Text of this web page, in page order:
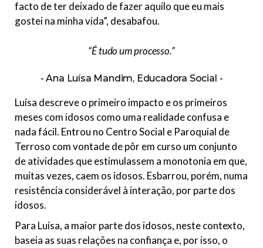
facto de ter deixado de fazer aquilo que eu mais
gostei na minha vida”, desabafou.
“É tudo um processo.”
Ana Luísa Mandim, Educadora Social
Luísa descreve o primeiro impacto e os primeiros
meses com idosos como uma realidade confusa e
nada fácil. Entrou no Centro Social e Paroquial de
Terroso com vontade de pôr em curso um conjunto
de atividades que estimulassem a monotonia em que,
muitas vezes, caem os idosos. Esbarrou, porém, numa
resistência considerável à interação, por parte dos
idosos.
Para Luísa, a maior parte dos idosos, neste contexto,
baseia as suas relações na confiança e, por isso, o